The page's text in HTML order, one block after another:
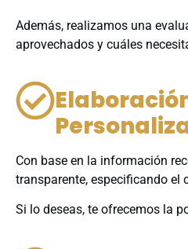
Además, realizamos una
aprovechados y cuáles
Con base en la información
transparente, especificando el
Si lo deseas, te ofrecemos la